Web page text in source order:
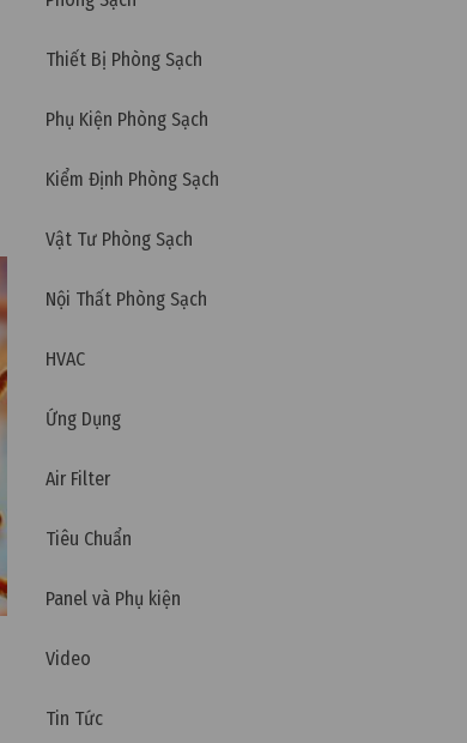
Thiết Bị Phòng Sạch
Phụ Kiện Phòng Sạch
Kiểm Định Phòng Sạch
Vật Tư Phòng Sạch
Nội Thất Phòng Sạch
HVAC
Ứng Dụng
Air Filter
Tiêu Chuẩn
Panel và Phụ kiện
Video
Tin Tức